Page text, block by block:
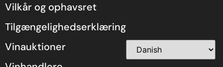
Vilkår og ophavsret
Tilgængelighedserklæring
Vinauktioner